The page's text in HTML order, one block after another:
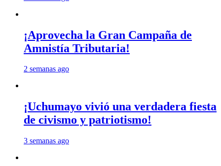
¡Aprovecha la Gran Campaña de
Amnistía Tributaria!
2 semanas ago
¡Uchumayo vivió una verdadera fiesta
de civismo y patriotismo!
3 semanas ago